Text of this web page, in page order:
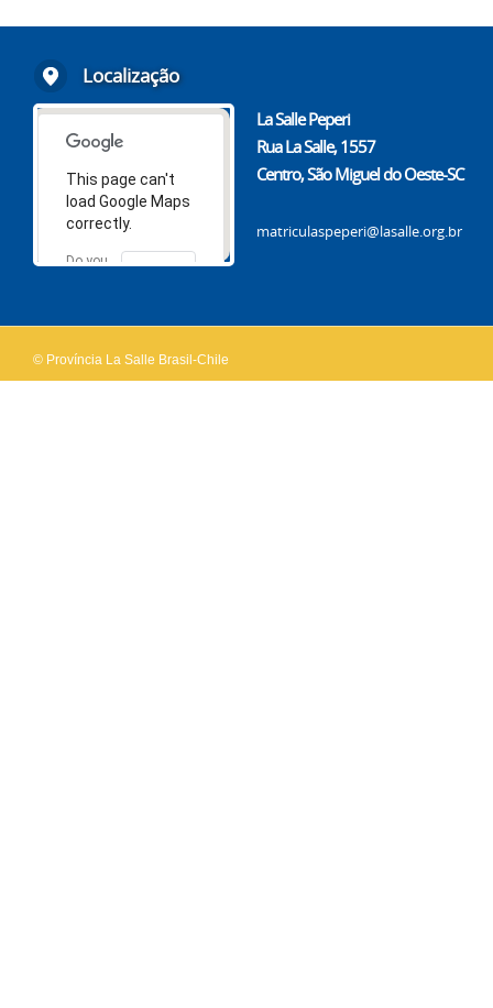
Localização
This page can't
load Google Maps
correctly.
Do you
OK
La Salle Peperi
Rua La Salle, 1557
Centro, São Miguel do Oeste-SC
matriculaspeperi@lasalle.org.br
© Província La Salle Brasil-Chile